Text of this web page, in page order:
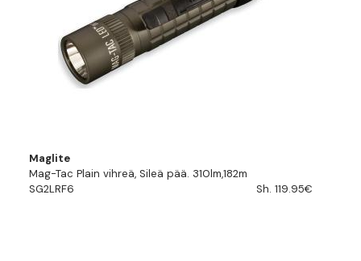
Maglite
Mag-Tac Plain vihreä, Sileä pää. 310lm,182m
SG2LRF6
Sh. 119.95€